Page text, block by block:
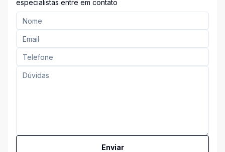
especialistas entre em contato
Enviar